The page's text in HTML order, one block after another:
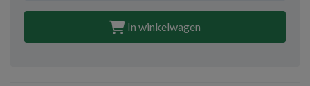
In winkelwagen